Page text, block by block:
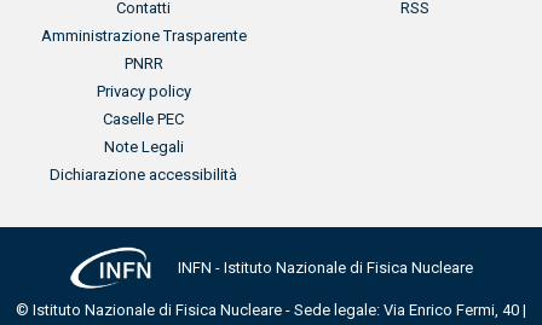
Contatti
RSS
Menu footer 3
Amministrazione Trasparente
PNRR
Privacy policy
Caselle PEC
Note Legali
Dichiarazione accessibilità
INFN - Istituto Nazionale di Fisica Nucleare
© Istituto Nazionale di Fisica Nucleare - Sede legale: Via Enrico Fermi, 40 |